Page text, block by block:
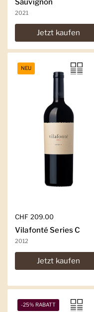
Sauvignon
2021
Jetzt kaufen
Regulärer Preis
CHF 209.00
Vilafonté Series C
2012
Jetzt kaufen
NEU
-25% RABATT